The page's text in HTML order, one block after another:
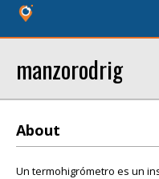
manzorodrig
About
Un termohigrómetro es un